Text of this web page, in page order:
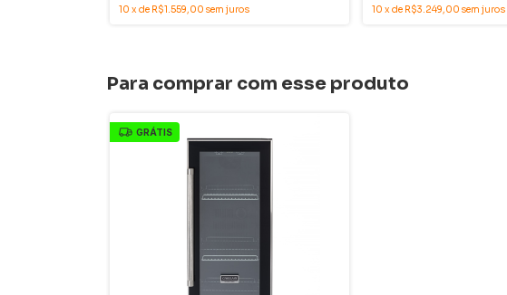
10 x de R$1.559,00 sem juros 10 x de R$3.249,00 sem juros
Para comprar com esse produto
GRÁTIS